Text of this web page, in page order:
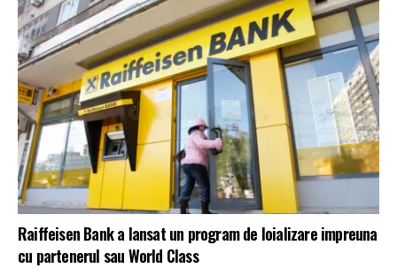
Raiffeisen Bank a lansat un program de loializare impreuna
cu partenerul sau World Class